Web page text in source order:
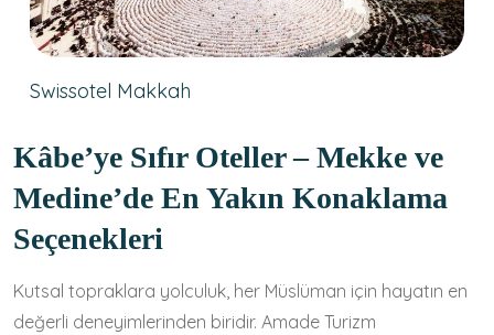
Swissotel Makkah
Kâbe’ye Sıfır Oteller – Mekke ve
Medine’de En Yakın Konaklama
Seçenekleri
Kutsal topraklara yolculuk, her Müslüman için hayatın en
değerli deneyimlerinden biridir. Amade Turizm